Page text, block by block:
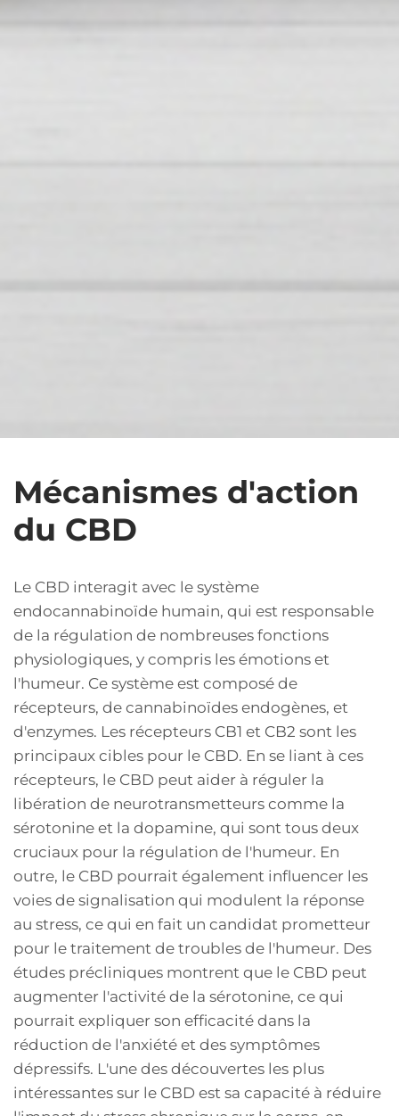
Mécanismes d'action
du CBD
Le CBD interagit avec le système
endocannabinoïde humain, qui est responsable
de la régulation de nombreuses fonctions
physiologiques, y compris les émotions et
l'humeur. Ce système est composé de
récepteurs, de cannabinoïdes endogènes, et
d'enzymes. Les récepteurs CB1 et CB2 sont les
principaux cibles pour le CBD. En se liant à ces
récepteurs, le CBD peut aider à réguler la
libération de neurotransmetteurs comme la
sérotonine et la dopamine, qui sont tous deux
cruciaux pour la régulation de l'humeur. En
outre, le CBD pourrait également influencer les
voies de signalisation qui modulent la réponse
au stress, ce qui en fait un candidat prometteur
pour le traitement de troubles de l'humeur. Des
études précliniques montrent que le CBD peut
augmenter l'activité de la sérotonine, ce qui
pourrait expliquer son efficacité dans la
réduction de l'anxiété et des symptômes
dépressifs. L'une des découvertes les plus
intéressantes sur le CBD est sa capacité à réduire